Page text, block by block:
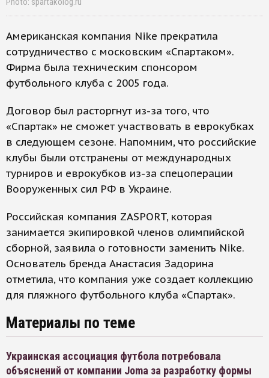
Американская компания Nike прекратила
сотрудничество с московским «Спартаком».
Фирма была техническим спонсором
футбольного клуба с 2005 года.
Договор был расторгнут из-за того, что
«Спартак» не сможет участвовать в еврокубках
в следующем сезоне. Напомним, что российские
клубы были отстранены от международных
турниров и еврокубков из-за спецоперации
Вооруженных сил РФ в Украине.
Российская компания ZASPORT, которая
занимается экипировкой членов олимпийской
сборной, заявила о готовности заменить Nike.
Основатель бренда Анастасия Задорина
отметила, что компания уже создает коллекцию
для пляжного футбольного клуба «Спартак».
Материалы по теме
Украинская ассоциация футбола потребовала
объяснений от компании Joma за разработку формы